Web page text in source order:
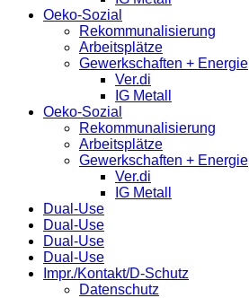
Oeko-Sozial
Rekommunalisierung
Arbeitsplätze
Gewerkschaften + Energie
Ver.di
IG Metall
Oeko-Sozial
Rekommunalisierung
Arbeitsplätze
Gewerkschaften + Energie
Ver.di
IG Metall
Dual-Use
Dual-Use
Dual-Use
Dual-Use
Impr./Kontakt/D-Schutz
Datenschutz